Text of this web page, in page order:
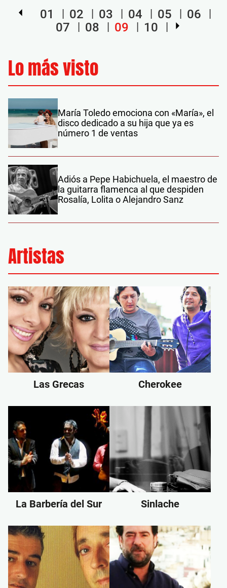
01 02 03 04 05
06
07
08 09 10
Lo más visto
María Toledo emociona con «María», el
disco dedicado a su hija que ya es
número 1 de ventas
Adiós a Pepe Habichuela, el maestro de
la guitarra flamenca al que despiden
Rosalía, Lolita o Alejandro Sanz
Artistas
Las Grecas Cherokee
La Barbería del Sur Sinlache